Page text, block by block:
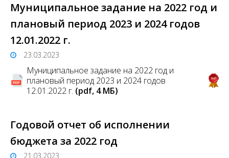
Муниципальное задание на 2022 год и
плановый период 2023 и 2024 годов
12.01.2022 г.
23.03.2023
Муниципальное задание на 2022 год и
плановый период 2023 и 2024 годов
12.01.2022 г. (pdf, 4 MБ)
Годовой отчет об исполнении
бюджета за 2022 год
21.03.2023